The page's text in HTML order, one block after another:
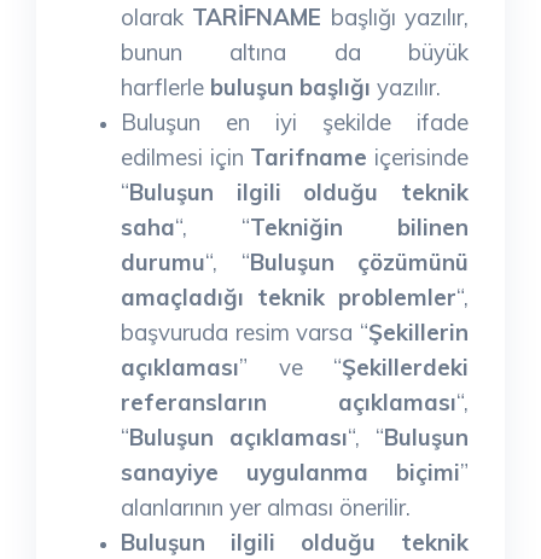
olarak TARİFNAME başlığı yazılır,
bunun altına da büyük
harflerle buluşun başlığı yazılır.
Buluşun en iyi şekilde ifade
edilmesi için Tarifname içerisinde
“Buluşun ilgili olduğu teknik
saha“, “Tekniğin bilinen
durumu“, “Buluşun çözümünü
amaçladığı teknik problemler“,
başvuruda resim varsa “Şekillerin
açıklaması” ve “Şekillerdeki
referansların açıklaması“,
“Buluşun açıklaması“, “Buluşun
sanayiye uygulanma biçimi”
alanlarının yer alması önerilir.
Buluşun ilgili olduğu teknik